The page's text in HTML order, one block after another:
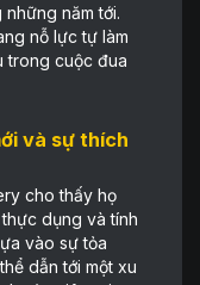
năm tới.
nỗ lực tự làm
trong cuộc đua
và sự thích
cho thấy họ
dụng và tính
vào sự tỏa
dẫn tới một xu